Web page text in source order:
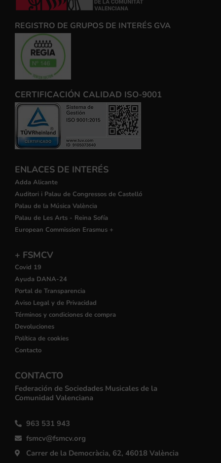
REGISTRO DE GRUPOS DE INTERÉS GVA
CERTIFICACIÓN CALIDAD ISO-9001
ENLACES DE INTERÉS
Adda Alicante
Auditori i Palau de Congressos de Castelló
Palau de la Música València
Palau de Les Arts - Reina Sofía
European Commission Erasmus +
+ FSMCV
Covid 19
Ayuda DANA-24
Portal de Transparencia
Aviso Legal y de Privacidad
Términos y condiciones de compra
Devoluciones
Política de cookies
Contacto
CONTACTO
Federación de Sociedades Musicales de la
Comunidad Valenciana
963 531 943
fsmcv@fsmcv.org
Carrer de la Democràcia, 62, 46018 València